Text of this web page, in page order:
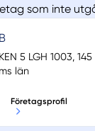
som inte
5 LGH 1003, 145
län
Företagsprofil